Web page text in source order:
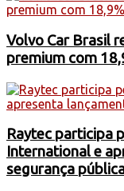
Volvo Car Brasil
premium com
Raytec participa
International e
segurança